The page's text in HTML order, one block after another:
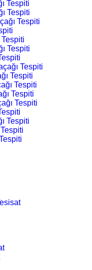
Tespiti
Tespiti
Tespiti
Tespiti
Tespiti
Tespiti
Tespiti
Tespiti
Tespiti
Tespiti